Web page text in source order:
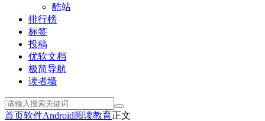
酷站
排行榜
标签
投稿
优软文档
极简导航
读者墙
首页软件Android阅读教育正文